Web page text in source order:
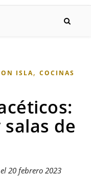
ISLA, COCINAS
de
20 febrero 2023